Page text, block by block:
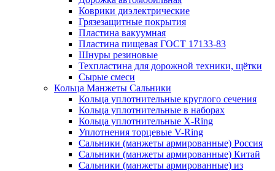
Коврики диэлектрические
Грязезащитные покрытия
Пластина вакуумная
Пластина пищевая ГОСТ 17133-83
Шнуры резиновые
Техпластина для дорожной техники, щётки
Сырые смеси
Кольца Манжеты Сальники
Кольца уплотнительные круглого сечения
Кольца уплотнительные в наборах
Кольца уплотнительные Х-Ring
Уплотнения торцевые V-Ring
Сальники (манжеты армированные) Россия
Сальники (манжеты армированные) Китай
Сальники (манжеты армированные) из